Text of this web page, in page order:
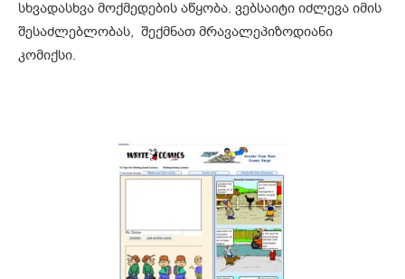
სხვადასხვა მოქმედების აწყობა. ვებსაიტი იძლევა იმის
შესაძლებლობას, შექმნათ მრავალეპიზოდიანი
კომიქსი.